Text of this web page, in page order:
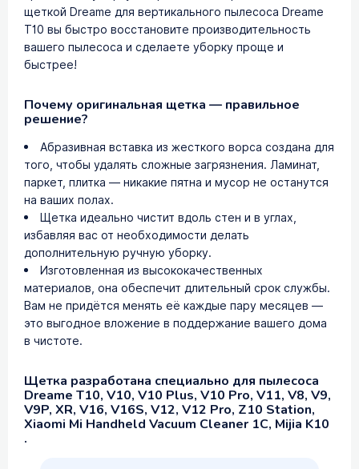
щеткой Dreame для вертикального пылесоса Dreame
T10 вы быстро восстановите производительность
вашего пылесоса и сделаете уборку проще и
быстрее!
Почему оригинальная щетка — правильное
решение?
Абразивная вставка из жесткого ворса создана для
того, чтобы удалять сложные загрязнения. Ламинат,
паркет, плитка — никакие пятна и мусор не останутся
на ваших полах.
Щетка идеально чистит вдоль стен и в углах,
избавляя вас от необходимости делать
дополнительную ручную уборку.
Изготовленная из высококачественных
материалов, она обеспечит длительный срок службы.
Вам не придётся менять её каждые пару месяцев —
это выгодное вложение в поддержание вашего дома
в чистоте.
Щетка разработана специально для пылесоса
Dreame T10, V10, V10 Plus, V10 Pro, V11, V8, V9,
V9P, XR, V16, V16S, V12, V12 Pro, Z10 Station,
Xiaomi Mi Handheld Vacuum Cleaner 1C, Mijia K10
.